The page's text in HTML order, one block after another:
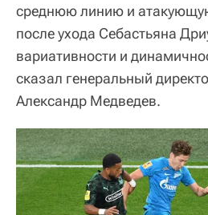
среднюю линию и
после ухода Себастьяна
вариативности и
сказал генеральный
Александр Медведев.